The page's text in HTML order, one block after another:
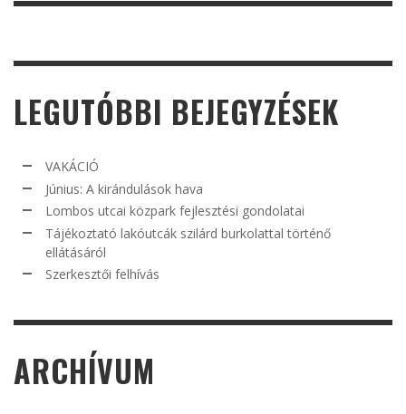
LEGUTÓBBI BEJEGYZÉSEK
VAKÁCIÓ
Június: A kirándulások hava
Lombos utcai közpark fejlesztési gondolatai
Tájékoztató lakóutcák szilárd burkolattal történő
ellátásáról
Szerkesztői felhívás
ARCHÍVUM